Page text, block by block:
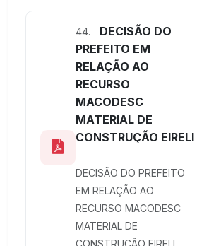
44.
DECISÃO DO
PREFEITO EM
RELAÇÃO AO
RECURSO
MACODESC
MATERIAL DE
CONSTRUÇÃO EIRELI
DECISÃO DO PREFEITO
EM RELAÇÃO AO
RECURSO MACODESC
MATERIAL DE
CONSTRUÇÃO EIRELI